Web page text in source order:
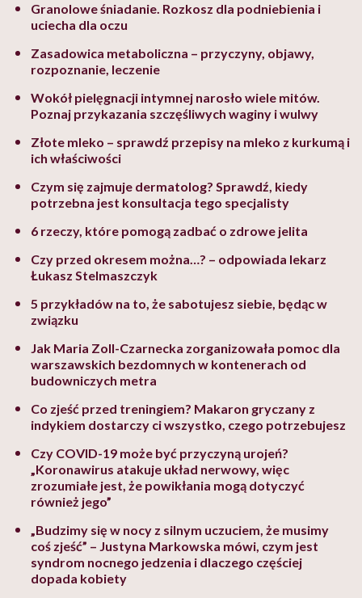
Granolowe śniadanie. Rozkosz dla podniebienia i
uciecha dla oczu
Zasadowica metaboliczna – przyczyny, objawy,
rozpoznanie, leczenie
Wokół pielęgnacji intymnej narosło wiele mitów.
Poznaj przykazania szczęśliwych waginy i wulwy
Złote mleko – sprawdź przepisy na mleko z kurkumą i
ich właściwości
Czym się zajmuje dermatolog? Sprawdź, kiedy
potrzebna jest konsultacja tego specjalisty
6 rzeczy, które pomogą zadbać o zdrowe jelita
Czy przed okresem można…? – odpowiada lekarz
Łukasz Stelmaszczyk
5 przykładów na to, że sabotujesz siebie, będąc w
związku
Jak Maria Zoll-Czarnecka zorganizowała pomoc dla
warszawskich bezdomnych w kontenerach od
budowniczych metra
Co zjeść przed treningiem? Makaron gryczany z
indykiem dostarczy ci wszystko, czego potrzebujesz
Czy COVID-19 może być przyczyną urojeń?
„Koronawirus atakuje układ nerwowy, więc
zrozumiałe jest, że powikłania mogą dotyczyć
również jego”
„Budzimy się w nocy z silnym uczuciem, że musimy
coś zjeść” – Justyna Markowska mówi, czym jest
syndrom nocnego jedzenia i dlaczego częściej
dopada kobiety